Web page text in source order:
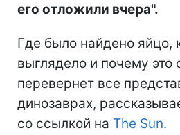
его отложили вчера".
Где было найдено яйцо,
выглядело и почему это
перевернет все
динозаврах,
со ссылкой на The Sun.